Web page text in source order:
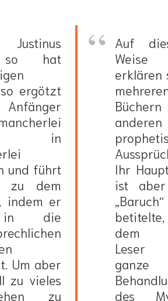
hat
ergötzt
in
und führt
zu dem
indem er
die
Um aber
zu vieles
zu
Auf
Weise
erklären
anderen
Ihr
ist
„Baruch“
dem
Leser
ganze
des